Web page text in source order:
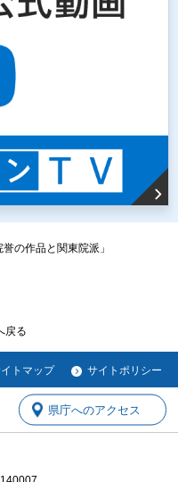
の作品と関東院派」
戻る
トマップ サイトポリシー
県庁へのアクセス